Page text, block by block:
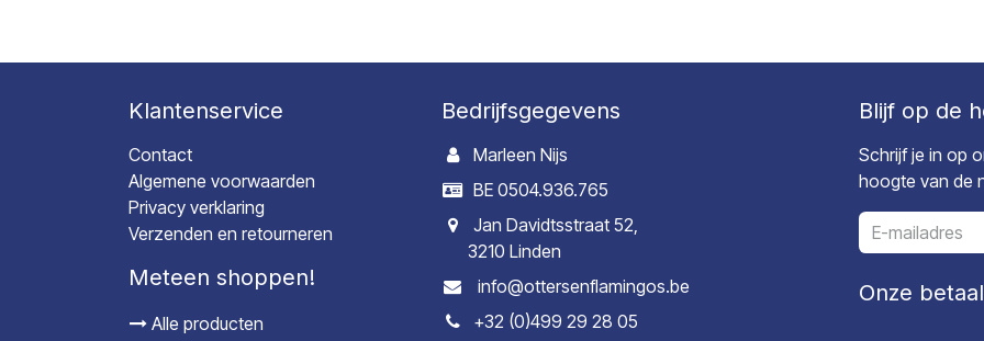
Klantenservice
Contact
Algemene voorwaarden
Privacy verklaring
Verzenden en retourneren
Meteen shoppen!
Alle producten
Bedrijfsgegevens
Marleen Nijs
BE 0504.936.765
Jan Davidtsstraat 52,
3210 Linden
info@ottersenflamingos.be
+32 (0)499 29 28 05
Blijf op de
Schrijf je in op
hoogte van de
Onze